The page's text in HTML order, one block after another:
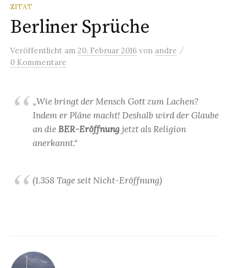
ZITAT
Berliner Sprüche
Veröffentlicht am 20. Februar 2016 von andre /
0 Kommentare
„Wie bringt der Mensch Gott zum Lachen?
Indem er Pläne macht! Deshalb wird der Glaube
an dieBER-Eröffnungjetzt als Religion
anerkannt.“
(1.358 Tage seit Nicht-Eröffnung)